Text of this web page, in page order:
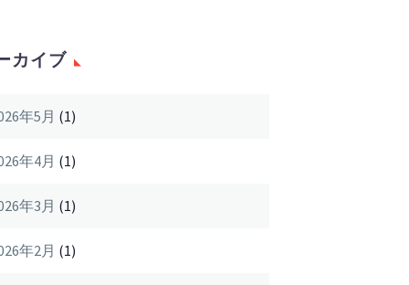
カイブ
年5月 (1)
年4月 (1)
年3月 (1)
年2月 (1)